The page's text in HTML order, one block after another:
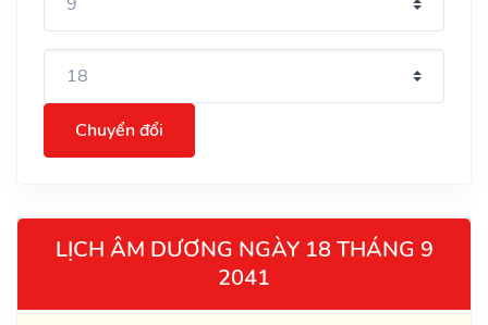
Chuyển đổi
LỊCH ÂM DƯƠNG NGÀY 18 THÁNG 9
2041